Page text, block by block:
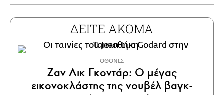
ΔΕΙΤΕ ΑΚΟΜΑ
ΟΘΟΝΕΣ
Ζαν Λικ Γκοντάρ: Ο μέγας
εικονοκλάστης της νουβέλ βαγκ-